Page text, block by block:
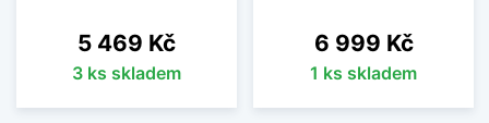
Cena
5 469 Kč
3 ks skladem
Cena
6 999 Kč
1 ks skladem